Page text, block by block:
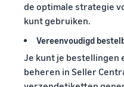
de optimale strategie
kunt gebruiken.
Vereenvoudigd
Je kunt je bestellingen
beheren in Seller